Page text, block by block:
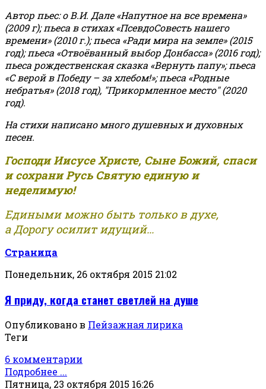
Автор пьес: о В.И. Дале «Напутное на все времена»
(2009 г); пьеса в стихах «ПсевдоСовесть нашего
времени» (2010 г.); пьеса «Ради мира на земле» (2015
год); пьеса «Отвоёванный выбор Донбасса» (2016 год);
пьеса рождественская сказка «Вернуть папу»; пьеса
«С верой в Победу – за хлебом!»;пьеса «Родные
небратья» (2018 год), "Прикормленное место" (2020
год).
На стихи написано много душевных и духовных
песен.
Господи Иисусе Христе, Сыне Божий, спаси
и сохрани Русь Святую единую и
неделимую!
Едиными можно быть только в духе,
а Дорогу осилит идущий...
Страница
Понедельник, 26 октября 2015 21:02
Я приду, когда станет светлей на душе
Опубликовано в Пейзажная лирика
Теги
6 комментарии
Подробнее ...
Пятница, 23 октября 2015 16:26